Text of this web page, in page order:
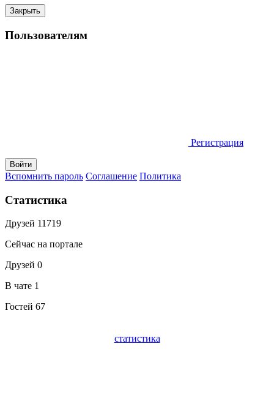
Закрыть
Пользователям
Регистрация
Вспомнить пароль Соглашение Политика
Статистика
Друзей 11719
Сейчас на портале
Друзей 0
В чате 1
Гостей 67
статистика